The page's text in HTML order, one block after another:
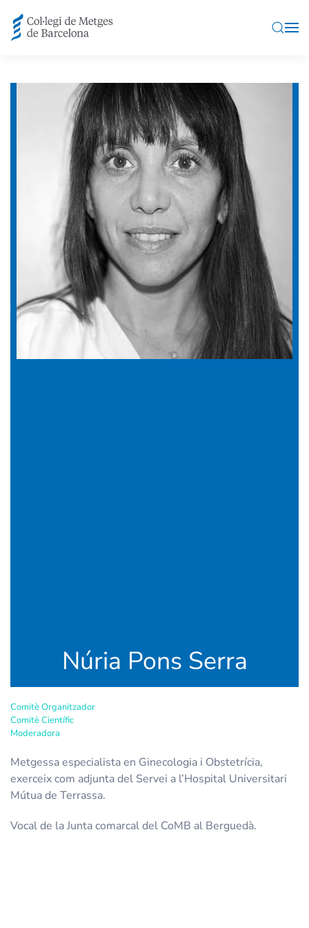
Skip to main content
Núria Pons Serra
Comitè Organitzador
Comitè Científic
Moderadora
Metgessa especialista en Ginecologia i Obstetrícia,
exerceix com adjunta del Servei a l’Hospital Universitari
Mútua de Terrassa.
Vocal de la Junta comarcal del CoMB al Berguedà.